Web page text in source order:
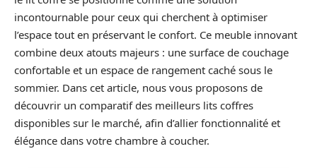
incontournable pour ceux qui cherchent à optimiser
l’espace tout en préservant le confort. Ce meuble innovant
combine deux atouts majeurs : une surface de couchage
confortable et un espace de rangement caché sous le
sommier. Dans cet article, nous vous proposons de
découvrir un comparatif des meilleurs lits coffres
disponibles sur le marché, afin d’allier fonctionnalité et
élégance dans votre chambre à coucher.